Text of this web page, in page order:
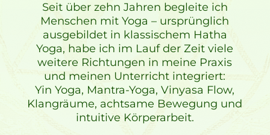
Seit über zehn Jahren begleite ich
Menschen mit Yoga – ursprünglich
ausgebildet in klassischem Hatha
Yoga, habe ich im Lauf der Zeit viele
weitere Richtungen in meine Praxis
und meinen Unterricht integriert:
Yin Yoga, Mantra-Yoga, Vinyasa Flow,
Klangräume, achtsame Bewegung und
intuitive Körperarbeit.